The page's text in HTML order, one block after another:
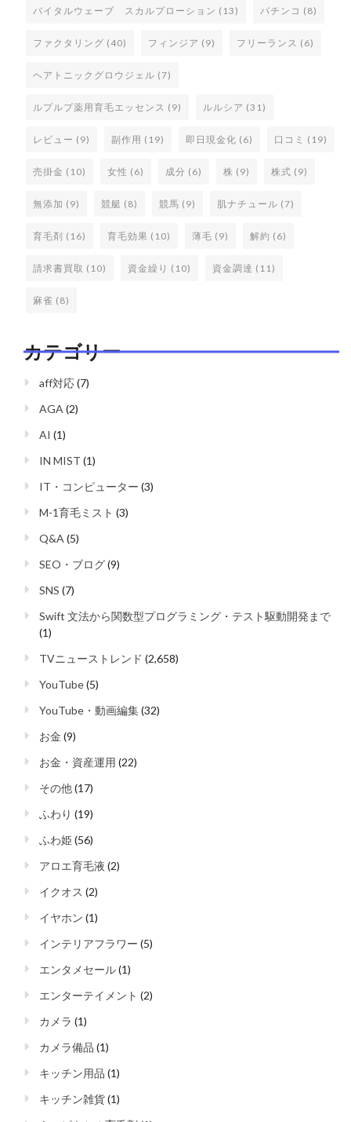
バイタルウェーブ スカルプローション (13) パチンコ (8)
ファクタリング (40) フィンジア (9) フリーランス (6)
ヘアトニックグロウジェル (7)
ルプルプ薬用育毛エッセンス (9) ルルシア (31)
レビュー (9) 副作用 (19) 即日現金化 (6) 口コミ (19)
売掛金 (10) 女性 (6) 成分 (6) 株 (9) 株式 (9)
無添加 (9) 競艇 (8) 競馬 (9) 肌ナチュール (7)
育毛剤 (16) 育毛効果 (10) 薄毛 (9) 解約 (6)
請求書買取 (10) 資金繰り (10) 資金調達 (11)
麻雀 (8)
カテゴリー
aff対応(7)
AGA (2)
AI (1)
IN MIST (1)
IT・コンピューター (3)
M-1育毛ミスト (3)
Q&A (5)
SEO・ブログ(9)
SNS (7)
Swift 文法から関数型プログラミング・テスト駆動開発まで
(1)
TVニューストレンド (2,658)
YouTube(5)
YouTube・動画編集(32)
お金 (9)
お金・資産運用 (22)
その他(17)
ふわり (19)
ふわ姫 (56)
アロエ育毛液 (2)
イクオス (2)
イヤホン (1)
インテリアフラワー (5)
エンタメセール(1)
エンターテイメント (2)
カメラ (1)
カメラ備品 (1)
キッチン用品 (1)
キッチン雑貨(1)